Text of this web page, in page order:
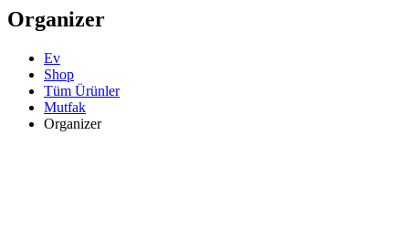
Organizer
Ev
Shop
Tüm Ürünler
Mutfak
Organizer